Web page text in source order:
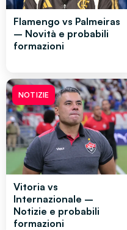
Flamengo vs Palmeiras
– Novità e probabili
formazioni
NOTIZIE
Vitoria vs
Internazionale –
Notizie e probabili
formazioni